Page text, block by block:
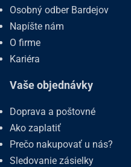
Osobný odber Bardejov
Napíšte nám
O firme
Kariéra
Vaše objednávky
Doprava a poštovné
Ako zaplatiť
Prečo nakupovať u nás?
Sledovanie zásielky